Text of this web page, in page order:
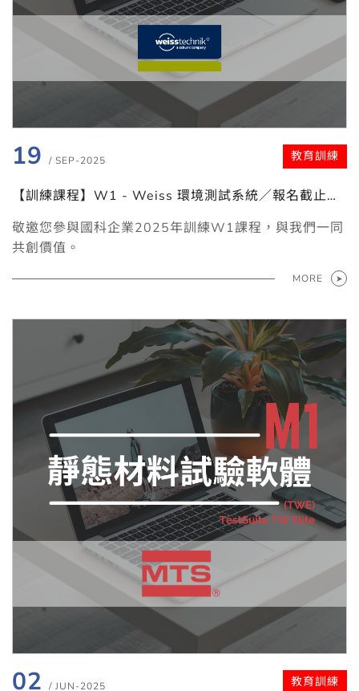
19 / SEP-2025 教育訓練
【訓練課程】W1 - Weiss 環境測試系統／報名截止：
敬邀您參與國科企業2025年訓練W1課程，與我們一同
共創價值。
MORE
02 / JUN-2025 教育訓練